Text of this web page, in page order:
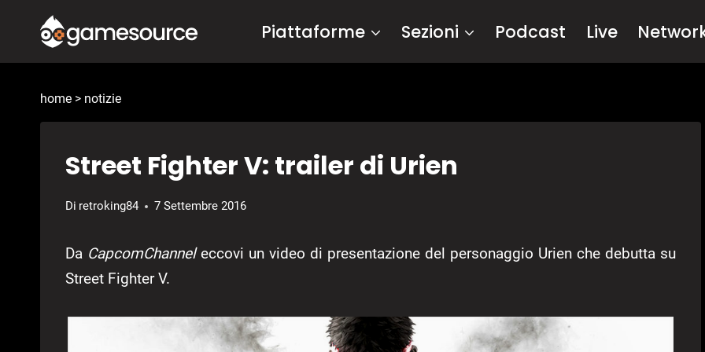
contenuto
Piattaforme Sezioni Podcast Live
home > notizie
Street Fighter V: trailer di Urien
Di retroking84 7 Settembre 2016
Da CapcomChanneleccovi un video di presentazione del personaggio Urien che debutta su
Street Fighter V.